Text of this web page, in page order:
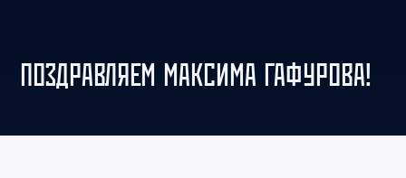
ПОЗДРАВЛЯЕМ МАКСИМА ГАФУРОВА!